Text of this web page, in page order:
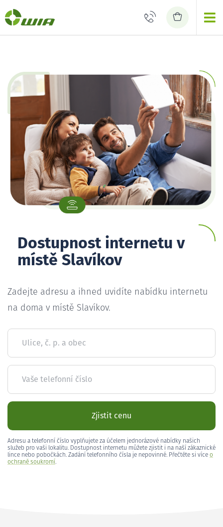
Dostupnost internetu v
místě Slavíkov
Zadejte adresu a ihned uvidíte nabídku internetu
na doma v místě Slavíkov.
Ulice, č. p. a obec
Vaše telefonní číslo
Zjistit cenu
Adresu a telefonní číslo vyplňujete za účelem jednorázové nabídky našich
služeb pro vaši lokalitu. Dostupnost internetu můžete zjistit i na naší zákaznické
lince nebo pobočkách. Zadání telefonního čísla je nepovinné. Přečtěte si více o
ochraně soukromí.